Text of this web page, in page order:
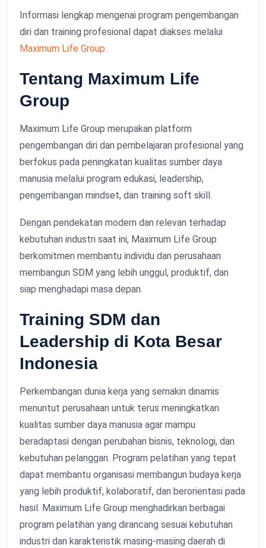
Informasi lengkap mengenai program pengembangan
diri dan training profesional dapat diakses melalui
Maximum Life Group.
Tentang Maximum Life
Group
Maximum Life Group merupakan platform
pengembangan diri dan pembelajaran profesional yang
berfokus pada peningkatan kualitas sumber daya
manusia melalui program edukasi, leadership,
pengembangan mindset, dan training soft skill.
Dengan pendekatan modern dan relevan terhadap
kebutuhan industri saat ini, Maximum Life Group
berkomitmen membantu individu dan perusahaan
membangun SDM yang lebih unggul, produktif, dan
siap menghadapi masa depan.
Training SDM dan
Leadership di Kota Besar
Indonesia
Perkembangan dunia kerja yang semakin dinamis
menuntut perusahaan untuk terus meningkatkan
kualitas sumber daya manusia agar mampu
beradaptasi dengan perubahan bisnis, teknologi, dan
kebutuhan pelanggan. Program pelatihan yang tepat
dapat membantu organisasi membangun budaya kerja
yang lebih produktif, kolaboratif, dan berorientasi pada
hasil. Maximum Life Group menghadirkan berbagai
program pelatihan yang dirancang sesuai kebutuhan
industri dan karakteristik masing-masing daerah di